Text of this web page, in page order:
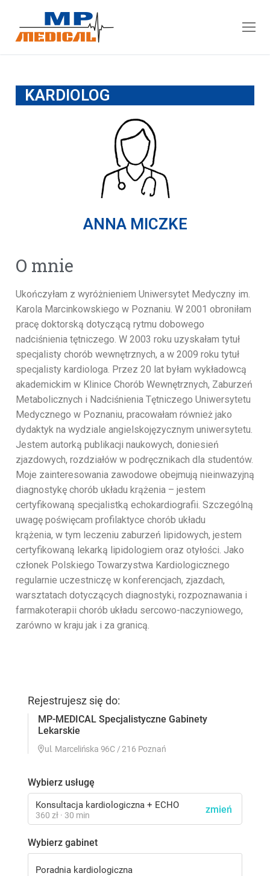
KARDIOLOG
ANNA MICZKE
O mnie
Ukończyłam z wyróżnieniem Uniwersytet Medyczny im.
Karola Marcinkowskiego w Poznaniu. W 2001 obroniłam
pracę doktorską dotyczącą rytmu dobowego
nadciśnienia tętniczego. W 2003 roku uzyskałam tytuł
specjalisty chorób wewnętrznych, a w 2009 roku tytuł
specjalisty kardiologa. Przez 20 lat byłam wykładowcą
akademickim w Klinice Chorób Wewnętrznych, Zaburzeń
Metabolicznych i Nadciśnienia Tętniczego Uniwersytetu
Medycznego w Poznaniu, pracowałam również jako
dydaktyk na wydziale angielskojęzycznym uniwersytetu.
Jestem autorką publikacji naukowych, doniesień
zjazdowych, rozdziałów w podręcznikach dla studentów.
Moje zainteresowania zawodowe obejmują nieinwazyjną
diagnostykę chorób układu krążenia – jestem
certyfikowaną specjalistką echokardiografii. Szczególną
uwagę poświęcam profilaktyce chorób układu
krążenia, w tym leczeniu zaburzeń lipidowych, jestem
certyfikowaną lekarką lipidologiem oraz otyłości. Jako
członek Polskiego Towarzystwa Kardiologicznego
regularnie uczestniczę w konferencjach, zjazdach,
warsztatach dotyczących diagnostyki, rozpoznawania i
farmakoterapii chorób układu sercowo-naczyniowego,
zarówno w kraju jak i za granicą.